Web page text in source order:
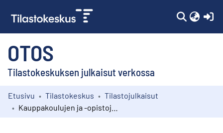
OTOS
Tilastokeskuksen julkaisut verkossa
Kokoelmat
Etusivu Tilastokeskus
Tilastojulkaisut